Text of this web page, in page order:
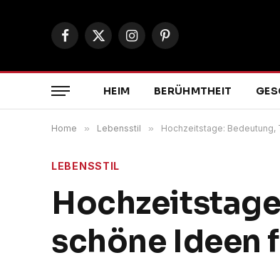
Facebook
X
InstagramPinterest
HEIM BERÜHMTHEIT
Home » Lebensstil » Hochzeitstage: Bedeutung,
LEBENSSTIL
schöne Ideen